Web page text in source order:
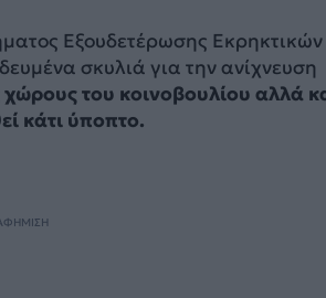
Εξουδετέρωσης Εκρηκτικών
σκυλιά για την ανίχνευση
του κοινοβουλίου αλλά
κάτι ύποπτο.